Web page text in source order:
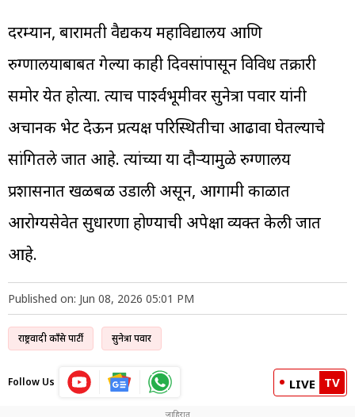
दरम्यान, बारामती वैद्यकीय महाविद्यालय आणि
रुग्णालयाबाबत गेल्या काही दिवसांपासून विविध तक्रारी
समोर येत होत्या. त्याच पार्श्वभूमीवर सुनेत्रा पवार यांनी
अचानक भेट देऊन प्रत्यक्ष परिस्थितीचा आढावा घेतल्याचे
सांगितले जात आहे. त्यांच्या या दौऱ्यामुळे रुग्णालय
प्रशासनात खळबळ उडाली असून, आगामी काळात
आरोग्यसेवेत सुधारणा होण्याची अपेक्षा व्यक्त केली जात
आहे.
Published on: Jun 08, 2026 05:01 PM
राष्ट्रवादी काँग्रेस पार्टी सुनेत्रा पवार
Follow Us LIVE TV